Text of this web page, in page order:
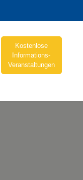
Kostenlose
Informations-
Veranstaltungen